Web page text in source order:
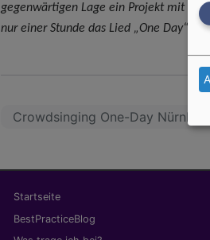
gegenwärtigen Lage ein Projekt mit
nur einer Stunde das Lied „One Day“
Crowdsinging One-Day Nürnberg
Hauptnavigation
Startseite
BestPracticeBlog